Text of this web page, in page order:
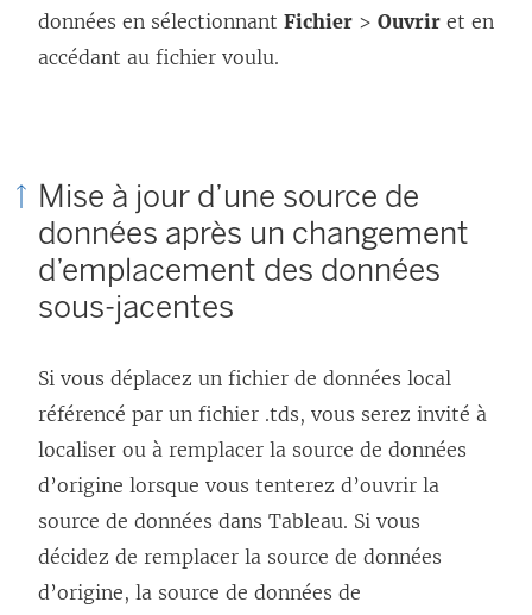
données en sélectionnant Fichier > Ouvrir et en
accédant au fichier voulu.
Mise à jour d’une source de
données après un changement
d’emplacement des données
sous-jacentes
Si vous déplacez un fichier de données local
référencé par un fichier .tds, vous serez invité à
localiser ou à remplacer la source de données
d’origine lorsque vous tenterez d’ouvrir la
source de données dans Tableau. Si vous
décidez de remplacer la source de données
d’origine, la source de données de